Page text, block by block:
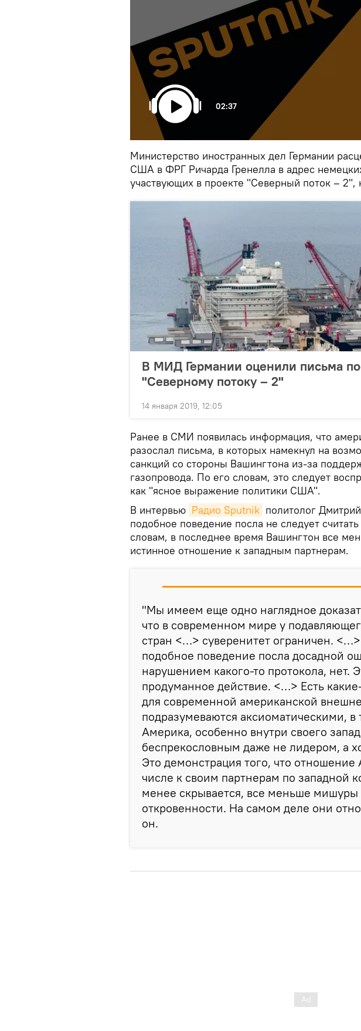
02:37
Министерство иностранных дел Германии
США в ФРГ Ричарда Гренелла в адрес
участвующих в проекте "Северный поток – 2",
В МИД Германии оценили письма
"Северному потоку – 2"
14 января 2019, 12:05
Ранее в СМИ появилась информация, что
разослал письма, в которых намекнул на
санкций со стороны Вашингтона из-за
газопровода. По его словам, это следует
как "ясное выражение политики США".
В интервью Радио Sputnik политолог
подобное поведение посла не следует
словам, в последнее время Вашингтон все
истинное отношение к западным партнерам.
"Мы имеем еще одно наглядное
что в современном мире у
стран <…> суверенитет ограничен.
подобное поведение посла досадной
нарушением какого-то протокола, нет.
продуманное действие. <…> Есть
для современной американской
подразумеваются аксиоматическими, в
Америка, особенно внутри своего
беспрекословным даже не лидером, а
Это демонстрация того, что
числе к своим партнерам по западной
менее скрывается, все меньше мишуры
откровенности. На самом деле они
он.